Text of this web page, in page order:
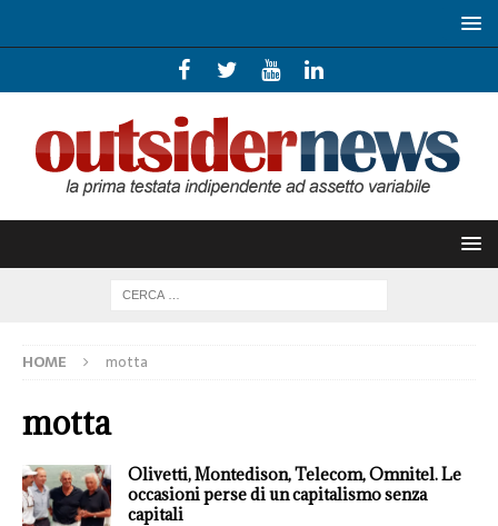
HOME motta
motta
Olivetti, Montedison, Telecom, Omnitel. Le
occasioni perse di un capitalismo senza
capitali